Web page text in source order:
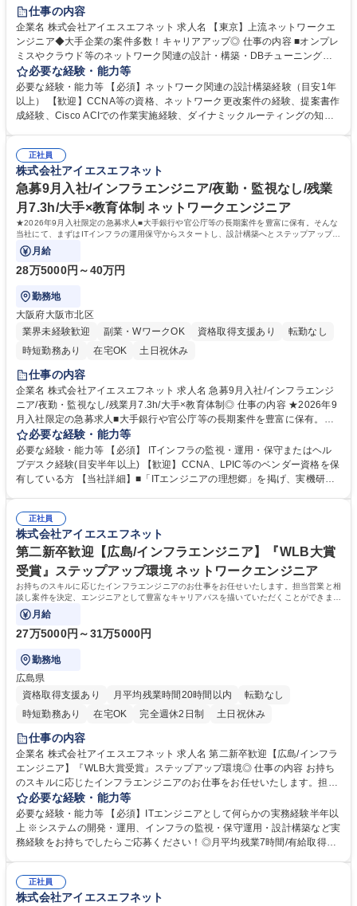
完全週休2日制
仕事の内容
企業名 株式会社アイエスエフネット 求人名 【東京】上流ネットワークエ
ンジニア◆大手企業の案件多数！キャリアアップ◎ 仕事の内容 ■オンプレ
ミスやクラウド等のネットワーク関連の設計・構築・DBチューニングな
どをお任せします。大手企業での就業（プロジェクト）が多く、様々な案
件での経験を積めるため、非常にやりがいのある環境です。 【プロジェク
ト例】 ◎官公庁向けGSS移行提案支援 ◎衛星回線通信事業者様向けネッ
トワーク対策強化・導入業務 ◎ネットワーク詳細設計/ドキュメント作成
京】上流ネットワークエンジニア◆大手企業の案件多数！キャリアアップ
◎
必要な経験・能力等
必要な経験・能力等 【必須】ネットワーク関連の設計構築経験（目安1年
以上） 【歓迎】CCNA等の資格、ネットワーク更改案件の経験、提案書作
成経験、Cisco ACIでの作業実施経験、ダイナミックルーティングの知
するため、ネットワークやサーバー、セキュリティなどのインフラ技術を
学べる研修や、AWS・Azure・GCPなどのマルチクラウド検証環境を備え
ています。テクニカルスキルだけでなく、リーダーシップやマネジメント
スキルなどのヒューマンスキルを磨ける環境も充実しております。 学歴・
資格 学歴：大学院 大学 高専 短大 専修学校 高校 語学力： 資格：
正社員
株式会社アイエスエフネット
急募9月入社/インフラエンジニア/夜勤・監視なし/残業
月7.3h/大手×教育体制 ネットワークエンジニア
★2026年9月入社限定の急募求人■大手銀行や官公庁等の長期案件を豊富に保有。そんな
当社にて、まずはITインフラの運用保守からスタートし、設計構築へとステップアップす
るエンジニア職をご担当いただきます。
月給
28万5000円～40万円
勤務地
大阪府大阪市北区
業界未経験歓迎
副業・WワークOK 資格取得支援あり
転勤なし
時短勤務あり
在宅OK 土日祝休み
仕事の内容
企業名 株式会社アイエスエフネット 求人名 急募9月入社/インフラエンジ
ニア/夜勤・監視なし/残業月7.3h/大手×教育体制◎ 仕事の内容 ★2026年9
月入社限定の急募求人■大手銀行や官公庁等の長期案件を豊富に保有。そ
んな当社にて、まずはITインフラの運用保守からスタートし、設計構築へ
とステップアップするエンジニア職をご担当いただきます。 ■採用背景：
関西エリアの運用保守案件増加に伴う増員です。■大手企業でのサーバ・
NW運用保守を担い、数年単位の長期プロジェクトで着実にスキルを磨き
来的には経験に応じ、データセンター移転や設計構築等の上流工程へ挑戦
可能です。 募集職種 急募9月入社/インフラエンジニア/夜勤・監視なし/残
業月7.3h/大手×教育体制◎
必要な経験・能力等
必要な経験・能力等 【必須】 ITインフラの監視・運用・保守またはヘル
プデスク経験(目安半年以上) 【歓迎】CCNA、LPIC等のベンダー資格を保
有している方 【当社詳細】■「ITエンジニアの理想郷」を掲げ、実機研修
しています。【社風・働き方】■年間休日125日、有休取得率も高く、残
業月平均7.3hと業界屈指の環境。上司や営業との定期面談もあり、悩みゼ
ロを目指す温かい社風が自慢です。 学歴・資格 学歴：大学院 大学 高専 短
大 専修学校 高校 語学力： 資格：シスコ技術者認定CCNA LPIC-1
正社員
株式会社アイエスエフネット
第二新卒歓迎【広島/インフラエンジニア】『WLB大賞
受賞』ステップアップ環境 ネットワークエンジニア
お持ちのスキルに応じたインフラエンジニアのお仕事をお任せいたします。担当営業と相
談し案件を決定、エンジニアとして豊富なキャリアパスを描いていただくことができま
す。
月給
27万5000円～31万5000円
勤務地
広島県
資格取得支援あり
月平均残業時間20時間以内
転勤なし
時短勤務あり
在宅OK 完全週休2日制 土日祝休み
仕事の内容
企業名 株式会社アイエスエフネット 求人名 第二新卒歓迎【広島/インフラ
エンジニア】『WLB大賞受賞』ステップアップ環境◎ 仕事の内容 お持ち
のスキルに応じたインフラエンジニアのお仕事をお任せいたします。担当
営業と相談し案件を決定、エンジニアとして豊富なキャリアパスを描いて
いただくことができます。 【仕事内容】●サーバ・ネットワークの運用、
監視●障害発生時の緊急対応 【案件例】●クライアント先のサーバ・ネッ
トワークの運用、監視業務●シフト制での運用、監視業務 【充実の研修制
上見放題 募集職種 第二新卒歓迎【広島/インフラエンジニア】『WLB大賞
受賞』ステップアップ環境◎
必要な経験・能力等
必要な経験・能力等 【必須】ITエンジニアとして何らかの実務経験半年以
上 ※システムの開発・運用、インフラの監視・保守運用・設計構築など実
務経験をお持ちでしたらご応募ください！◎月平均残業7時間/有給取得率
部監査にもモニタリングを依頼しています。 ◎10,000件以上の豊富な案
件/要件定義・設計構築案件3,300件以上 ◎エンジニアに人月単価を公開し
正社員
株式会社アイエスエフネット